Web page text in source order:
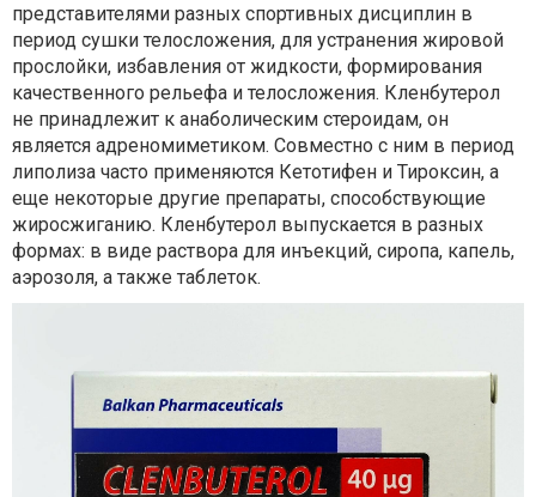
представителями разных спортивных дисциплин в
период сушки телосложения, для устранения жировой
прослойки, избавления от жидкости, формирования
качественного рельефа и телосложения. Кленбутерол
не принадлежит к анаболическим стероидам, он
является адреномиметиком. Совместно с ним в период
липолиза часто применяются Кетотифен и Тироксин, а
еще некоторые другие препараты, способствующие
жиросжиганию. Кленбутерол выпускается в разных
формах: в виде раствора для инъекций, сиропа, капель,
аэрозоля, а также таблеток.